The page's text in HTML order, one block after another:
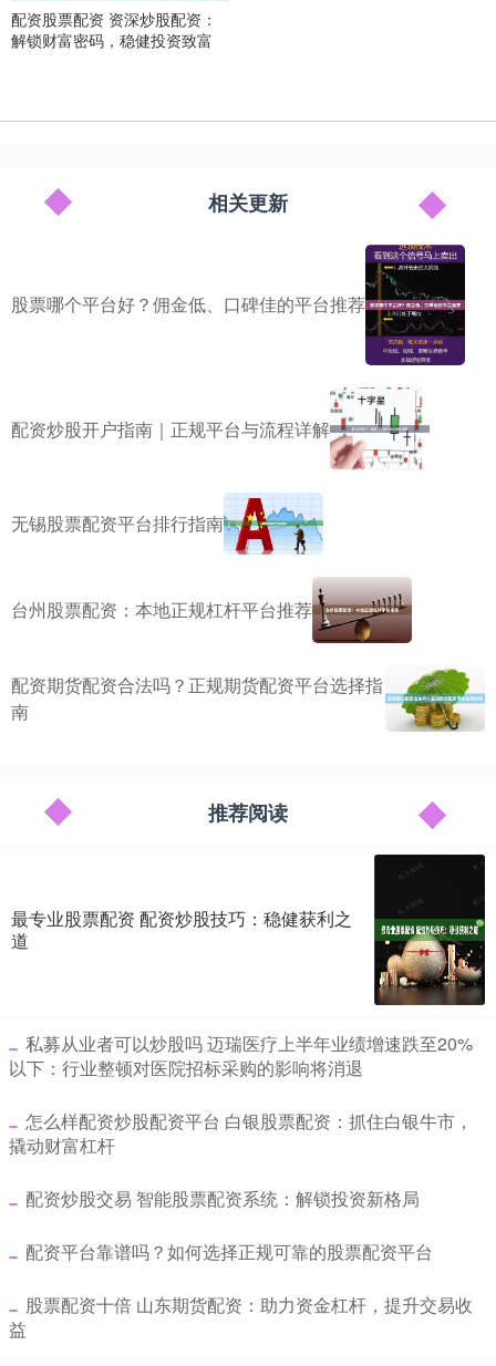
配资股票配资 资深炒股配资：
解锁财富密码，稳健投资致富
相关更新
股票哪个平台好？佣金低、口碑佳的平台推荐
配资炒股开户指南｜正规平台与流程详解
无锡股票配资平台排行指南
台州股票配资：本地正规杠杆平台推荐
配资期货配资合法吗？正规期货配资平台选择指
南
推荐阅读
最专业股票配资 配资炒股技巧：稳健获利之
道
​私募从业者可以炒股吗 迈瑞医疗上半年业绩增速跌至20%
以下：行业整顿对医院招标采购的影响将消退
​怎么样配资炒股配资平台 白银股票配资：抓住白银牛市，
撬动财富杠杆
​配资炒股交易 智能股票配资系统：解锁投资新格局
​配资平台靠谱吗？如何选择正规可靠的股票配资平台
​股票配资十倍 山东期货配资：助力资金杠杆，提升交易收
益